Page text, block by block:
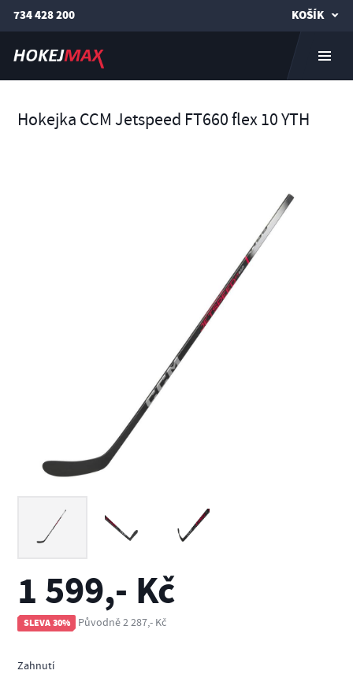
734 428 200 KOŠÍK
Hokejka CCM Jetspeed FT660 flex 10 YTH
1 599,- Kč
SLEVA 30% Původně 2 287,- Kč
Zahnutí